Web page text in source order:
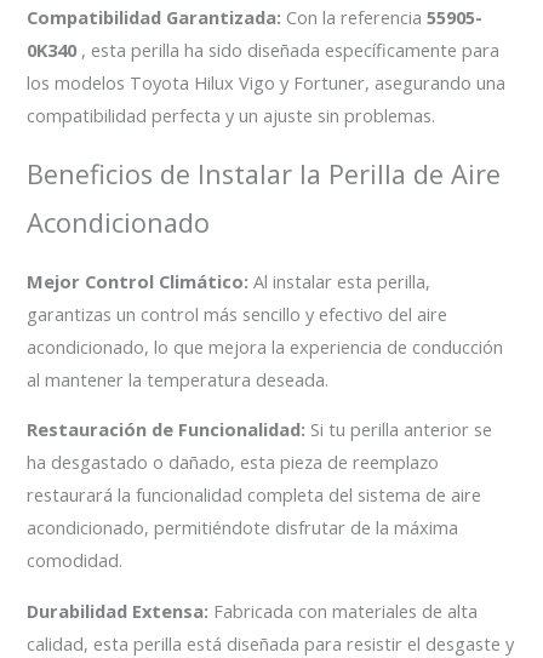
Compatibilidad Garantizada: Con la referencia55905-
0K340, esta perilla ha sido diseñada específicamente para
los modelos Toyota Hilux Vigo y Fortuner, asegurando una
compatibilidad perfecta y un ajuste sin problemas.
Beneficios de Instalar la Perilla de Aire
Acondicionado
Mejor Control Climático: Al instalar esta perilla,
garantizas un control más sencillo y efectivo del aire
acondicionado, lo que mejora la experiencia de conducción
al mantener la temperatura deseada.
Restauración de Funcionalidad: Si tu perilla anterior se
ha desgastado o dañado, esta pieza de reemplazo
restaurará la funcionalidad completa del sistema de aire
acondicionado, permitiéndote disfrutar de la máxima
comodidad.
Durabilidad Extensa: Fabricada con materiales de alta
calidad, esta perilla está diseñada para resistir el desgaste y